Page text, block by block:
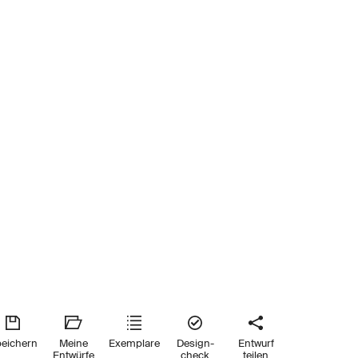
Meine
Entwürfe
Exemplare
Design-
check
Entwurf
teilen